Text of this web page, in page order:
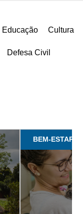
Educação Cultura
Defesa Civil
BEM-ESTAR